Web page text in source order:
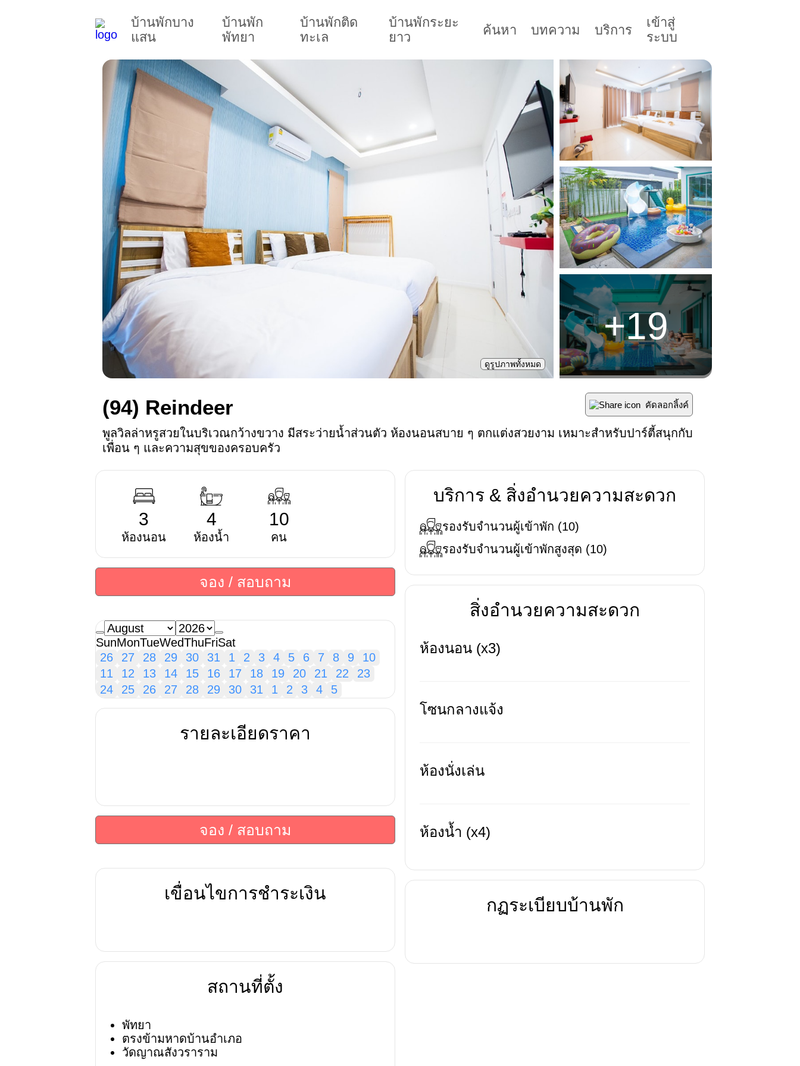
บ้านพักบาง
แสน
บ้านพัก
พัทยา
บ้านพักติด
ทะเล
บ้านพักระยะ
ยาว
ค้นหา บทความ บริการ
เข้าสู่
ระบบ
ดูรูปภาพทั้งหมด
+19
(94) Reindeer คัดลอกลิ้งค์
พูลวิลล่าหรูสวยในบริเวณกว้างขวาง มีสระว่ายน้ำส่วนตัว ห้องนอนสบาย ๆ ตกแต่งสวยงาม เหมาะสำหรับปาร์ตี้สนุกกับ
เพื่อน ๆ และความสุขของครอบครัว
3
ห้องนอน
4
ห้องน้ำ
10
คน
จอง / สอบถาม
SunMonTueWedThuFriSat
26
27 28 29 30 31 1 2 3 4 5 6 7 8 9
10
11
12 13 14 15 16 17 18 19 20 21 22
23
24
25 26 27 28 29 30 31 1 2 3 4 5
รายละเอียดราคา
จอง / สอบถาม
เขื่อนไขการชำระเงิน
สถานที่ตั้ง
พัทยา
ตรงข้ามหาดบ้านอำเภอ
วัดญาณสังวราราม
บริการ & สิ่งอำนวยความสะดวก
รองรับจำนวนผู้เข้าพัก (10)
รองรับจำนวนผู้เข้าพักสูงสุด (10)
สิ่งอำนวยความสะดวก
ห้องนอน (x3)
โซนกลางแจ้ง
ห้องนั่งเล่น
ห้องน้ำ (x4)
กฏระเบียบบ้านพัก